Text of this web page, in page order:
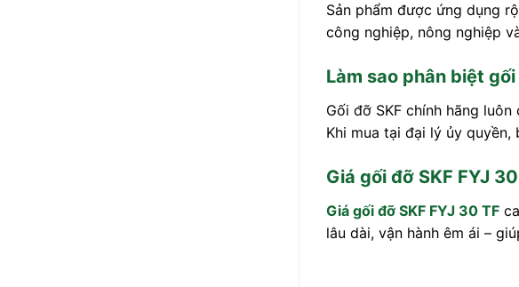
Sản phẩm được ứng dụng
công nghiệp, nông nghiệp
Làm sao phân biệt
Gối đỡ SKF chính hãng
Khi mua tại đại lý ủy quyền,
Giá gối đỡ SKF FYJ
Giá gối đỡ SKF FYJ 30 TF
lâu dài, vận hành êm ái –